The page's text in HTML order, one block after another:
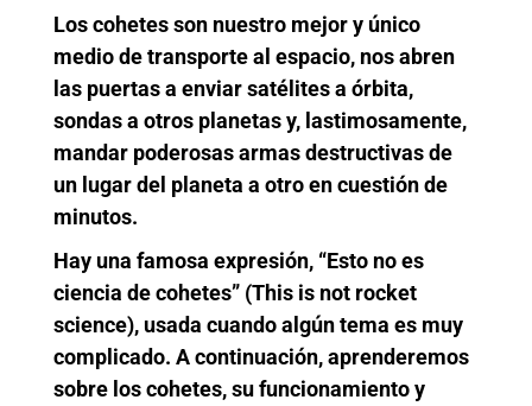
Los cohetes son nuestro mejor y único
medio de transporte al espacio, nos abren
las puertas a enviar satélites a órbita,
sondas a otros planetas y, lastimosamente,
mandar poderosas armas destructivas de
un lugar del planeta a otro en cuestión de
minutos.
Hay una famosa expresión, “Esto no es
ciencia de cohetes” (This is not rocket
science), usada cuando algún tema es muy
complicado. A continuación, aprenderemos
sobre los cohetes, su funcionamiento y